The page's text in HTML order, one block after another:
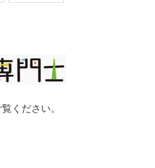
ください。